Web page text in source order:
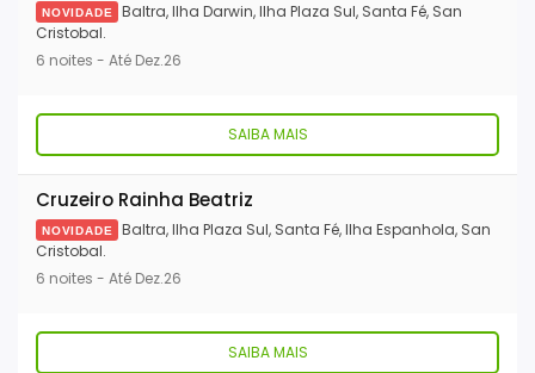
NOVIDADE
Baltra, Ilha Darwin, Ilha Plaza Sul, Santa Fé, San
Cristobal.
6 noites - Até Dez.26
SAIBA MAIS
Cruzeiro Rainha Beatriz
NOVIDADE
Baltra, Ilha Plaza Sul, Santa Fé, Ilha Espanhola, San
Cristobal.
6 noites - Até Dez.26
SAIBA MAIS